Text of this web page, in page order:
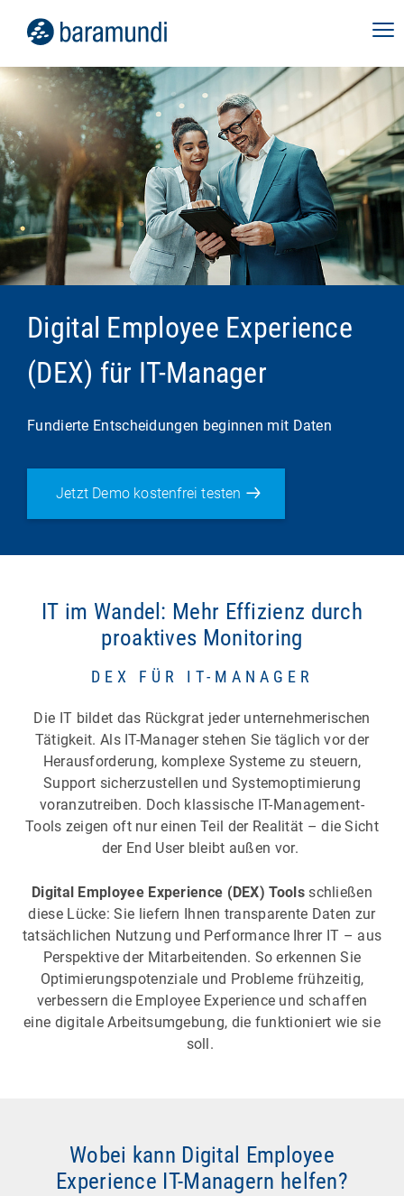
Digital Employee Experience
(DEX) für IT-Manager
Fundierte Entscheidungen beginnen mit Daten
Jetzt Demo kostenfrei testen
IT im Wandel: Mehr Effizienz durch
proaktives Monitoring
DEX FÜR IT-MANAGER
Die IT bildet das Rückgrat jeder unternehmerischen
Tätigkeit. Als IT-Manager stehen Sie täglich vor der
Herausforderung, komplexe Systeme zu steuern,
Support sicherzustellen und Systemoptimierung
voranzutreiben. Doch klassische IT-Management-
Tools zeigen oft nur einen Teil der Realität – die Sicht
der End User bleibt außen vor.
Digital Employee Experience (DEX) Toolsschließen
diese Lücke: Sie liefern Ihnen transparente Daten zur
tatsächlichen Nutzung und Performance Ihrer IT – aus
Perspektive der Mitarbeitenden. So erkennen Sie
Optimierungspotenziale und Probleme frühzeitig,
verbessern die Employee Experience und schaffen
eine digitale Arbeitsumgebung, die funktioniert wie sie
soll.
Wobei kann Digital Employee
Experience IT-Managern helfen?